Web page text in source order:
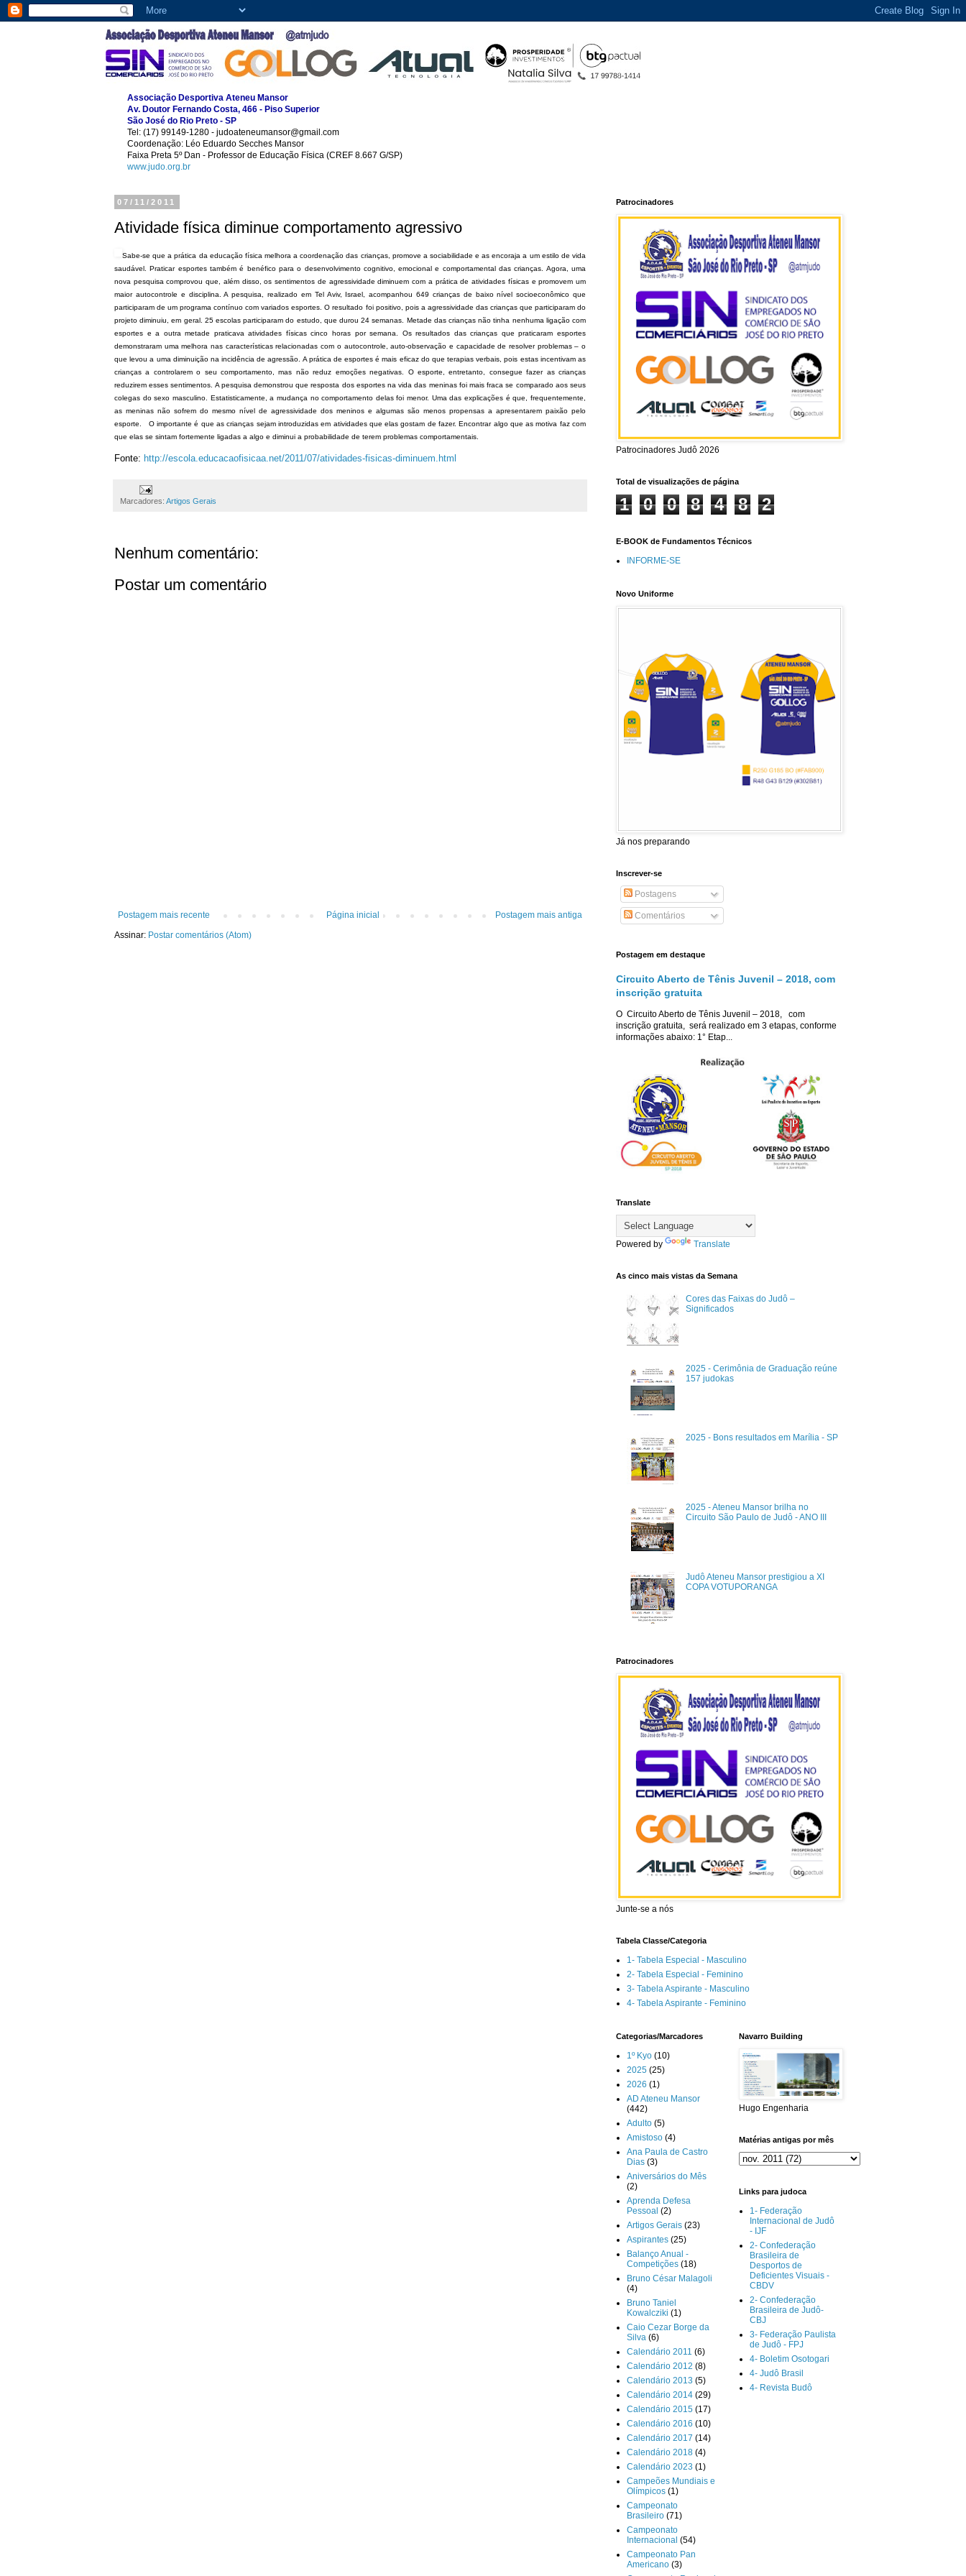
Associação Desportiva Ateneu Mansor
Av. Doutor Fernando Costa, 466 - Piso Superior
São José do Rio Preto - SP
Tel: (17) 99149-1280 - judoateneumansor@gmail.com
Coordenação: Léo Eduardo Secches Mansor
Faixa Preta 5º Dan - Professor de Educação Física (CREF 8.667 G/SP)
www.judo.org.br
07/11/2011
Atividade física diminue comportamento agressivo
Sabe-se que a prática da educação física melhora a coordenação das crianças, promove a sociabilidade e as encoraja a um estilo de vida
saudável. Praticar esportes também é benéfico para o desenvolvimento cognitivo, emocional e comportamental das crianças. Agora, uma
nova pesquisa comprovou que, além disso, os sentimentos de agressividade diminuem com a prática de atividades físicas e promovem um
maior autocontrole e disciplina.A pesquisa, realizado em Tel Aviv, Israel, acompanhou 649 crianças de baixo nível socioeconômico que
participaram de um programa contínuo com variados esportes. O resultado foi positivo, pois a agressividade das crianças que participaram do
projeto diminuiu, em geral. 25 escolas participaram do estudo, que durou 24 semanas. Metade das crianças não tinha nenhuma ligação com
esportes e a outra metade praticava atividades físicas cinco horas por semana. Os resultados das crianças que praticaram esportes
demonstraram uma melhora nas características relacionadas com o autocontrole, auto-observação e capacidade de resolver problemas – o
que levou a uma diminuição na incidência de agressão. A prática de esportes é mais eficaz do que terapias verbais, pois estas incentivam as
crianças a controlarem o seu comportamento, mas não reduz emoções negativas. O esporte, entretanto, consegue fazer as crianças
reduzirem esses sentimentos. A pesquisa demonstrou que resposta dos esportes na vida das meninas foi mais fraca se comparado aos seus
colegas do sexo masculino. Estatisticamente, a mudança no comportamento delas foi menor. Uma das explicações é que, frequentemente,
as meninas não sofrem do mesmo nível de agressividade dos meninos e algumas são menos propensas a apresentarem paixão pelo
esporte.
O importante é que as crianças sejam introduzidas em atividades que elas gostam de fazer. Encontrar algo que as motiva faz com
que elas se sintam fortemente ligadas a algo e diminui a probabilidade de terem problemas comportamentais.
Fonte: http://escola.educacaofisicaa.net/2011/07/atividades-fisicas-diminuem.html
Marcadores: Artigos Gerais
Nenhum comentário:
Postar um comentário
Postagem mais recente Postagem mais antiga
Página inicial
Assinar: Postar comentários (Atom)
Patrocinadores
Patrocinadores Judô 2026
Total de visualizações de página
1 0 0 8 4 8 2
E-BOOK de Fundamentos Técnicos
INFORME-SE
Novo Uniforme
Já nos preparando
Inscrever-se
Postagens
Comentários
Postagem em destaque
Circuito Aberto de Tênis Juvenil – 2018, com
inscrição gratuita
O Circuito Aberto de Tênis Juvenil – 2018, com
inscrição gratuita, será realizado em 3 etapas, conforme
informações abaixo: 1° Etap...
Translate
Powered by Translate
As cinco mais vistas da Semana
Cores das Faixas do Judô –
Significados
2025 - Cerimônia de Graduação reúne
157 judokas
2025 - Bons resultados em Marília - SP
2025 - Ateneu Mansor brilha no
Circuito São Paulo de Judô - ANO III
Judô Ateneu Mansor prestigiou a XI
COPA VOTUPORANGA
Patrocinadores
Junte-se a nós
Tabela Classe/Categoria
1- Tabela Especial - Masculino
2- Tabela Especial - Feminino
3- Tabela Aspirante - Masculino
4- Tabela Aspirante - Feminino
Categorias/Marcadores
1º Kyo (10)
2025 (25)
2026 (1)
AD Ateneu Mansor
(442)
Adulto (5)
Amistoso (4)
Ana Paula de Castro
Dias (3)
Aniversários do Mês
(2)
Aprenda Defesa
Pessoal (2)
Artigos Gerais (23)
Aspirantes (25)
Balanço Anual -
Competições (18)
Bruno César Malagoli
(4)
Bruno Taniel
Kowalcziki (1)
Caio Cezar Borge da
Silva (6)
Calendário 2011 (6)
Calendário 2012 (8)
Calendário 2013 (5)
Calendário 2014 (29)
Calendário 2015 (17)
Calendário 2016 (10)
Calendário 2017 (14)
Calendário 2018 (4)
Calendário 2023 (1)
Campeões Mundiais e
Olímpicos (1)
Campeonato
Brasileiro (71)
Campeonato
Internacional (54)
Campeonato Pan
Americano (3)
Navarro Building
Hugo Engenharia
Matérias antigas por mês
Links para judoca
1- Federação
Internacional de Judô
- IJF
2- Confederação
Brasileira de
Desportos de
Deficientes Visuais -
CBDV
2- Confederação
Brasileira de Judô-
CBJ
3- Federação Paulista
de Judô - FPJ
4- Boletim Osotogari
4- Judô Brasil
4- Revista Budô